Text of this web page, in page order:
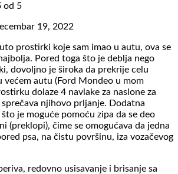
od 5
19, 2022
prostirki koje sam imao u autu, ova se
Pored toga što je deblja nego
dovoljno je široka da prekrije celu
većem autu (Ford Mondeo u mom
dolaze 4 navlake za naslone za
sprečava njihovo prljanje. Dodatna
je moguće pomoću zipa da se deo
(preklopi), čime se omogućava da jedna
psa, na čistu površinu, iza vozačevog
redovno usisavanje i brisanje sa